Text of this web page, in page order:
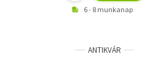
6 - 8 munkanap
ANTIKVÁR